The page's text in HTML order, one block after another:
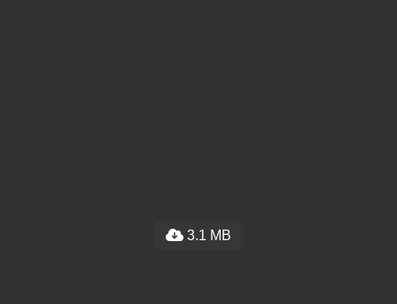
3.1 MB